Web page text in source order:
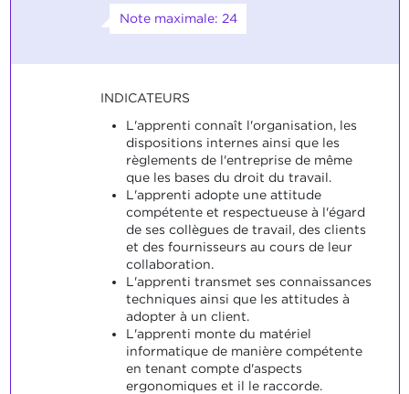
Note maximale: 24
INDICATEURS
L'apprenti connaît l'organisation, les
dispositions internes ainsi que les
règlements de l'entreprise de même
que les bases du droit du travail.
L'apprenti adopte une attitude
compétente et respectueuse à l'égard
de ses collègues de travail, des clients
et des fournisseurs au cours de leur
collaboration.
L'apprenti transmet ses connaissances
techniques ainsi que les attitudes à
adopter à un client.
L'apprenti monte du matériel
informatique de manière compétente
en tenant compte d'aspects
ergonomiques et il le raccorde.